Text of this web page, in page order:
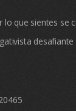
lo que sientes se
desafiante